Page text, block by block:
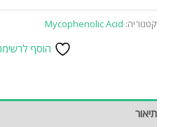
קטגוריה: Mycophenolic Acid
הוסף
תיאור